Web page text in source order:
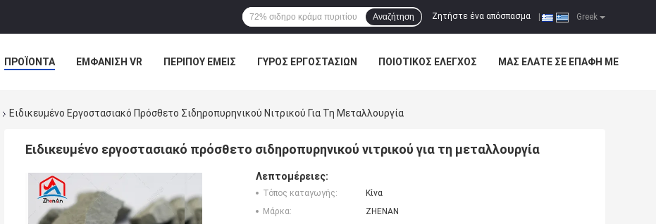
Greek
Ζητήστε ένα απόσπασμα
Αναζήτηση
ΠΡΟΪΌΝΤΑ ΕΜΦΆΝΙΣΗ VR ΠΕΡΊΠΟΥ ΕΜΕΊΣ ΓΎΡΟΣ ΕΡΓΟΣΤΑΣΊΩΝ ΠΟΙΟΤΙΚΌΣ ΈΛΕΓΧΟΣ ΜΑΣ ΕΛΆΤΕ ΣΕ ΕΠΑΦΉ ΜΕ
Ειδικευμένο Εργοστασιακό Πρόσθετο Σιδηροπυρηνικού Νιτρικού Για Τη Μεταλλουργία
Ειδικευμένο εργοστασιακό πρόσθετο σιδηροπυρηνικού νιτρικού για τη μεταλλουργία
Λεπτομέρειες:
Τόπος καταγωγής:
Κίνα
Μάρκα:
ZHENAN